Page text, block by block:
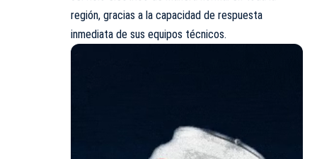
región, gracias a la capacidad de respuesta
inmediata de sus equipos técnicos.